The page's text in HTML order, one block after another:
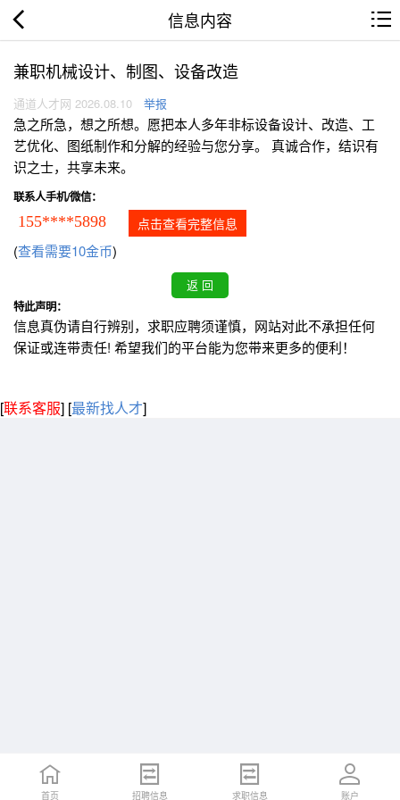
信息内容
兼职机械设计、制图、设备改造
通道人才网 2026.08.10 举报
急之所急，想之所想。愿把本人多年非标设备设计、改造、工
艺优化、图纸制作和分解的经验与您分享。 真诚合作，结识有
识之士，共享未来。
联系人手机/微信：
155****5898 点击查看完整信息
(查看需要10金币)
特此声明：
信息真伪请自行辨别，求职应聘须谨慎，网站对此不承担任何
保证或连带责任! 希望我们的平台能为您带来更多的便利！
[联系客服] [最新找人才]
首页 招聘信息 求职信息 账户